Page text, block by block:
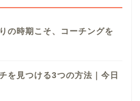
の時期こそ、コーチングを
を見つける3つの方法｜今日